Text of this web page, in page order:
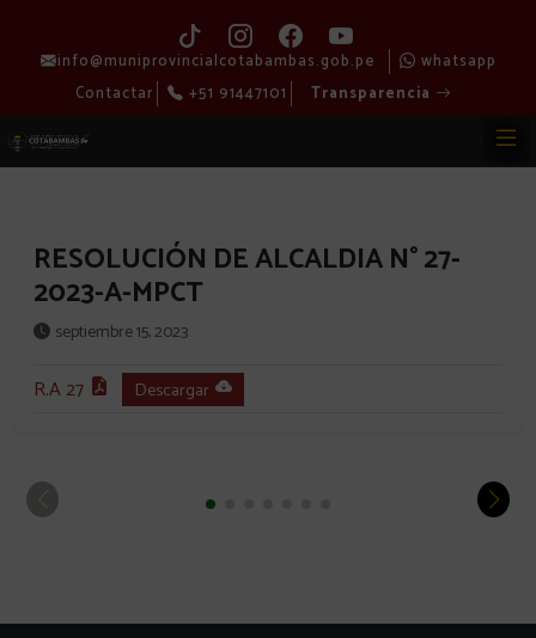
info@muniprovincialcotabambas.gob.pe
whatsapp
Contactar
+51 91447101 Transparencia
RESOLUCIÓN DE ALCALDIA N° 27-
2023-A-MPCT
septiembre 15, 2023
R.A 27 Descargar